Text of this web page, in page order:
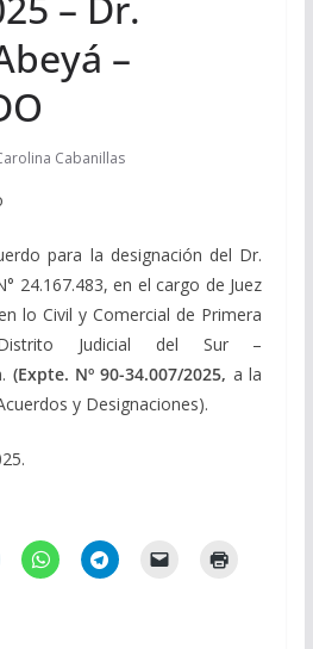
–
Cabanillas
para la designación del Dr.
24.167.483, en el cargo de Juez
lo Civil y Comercial de Primera
Judicial del Sur –
(Expte. Nº 90-34.007/2025, a la
y Designaciones).